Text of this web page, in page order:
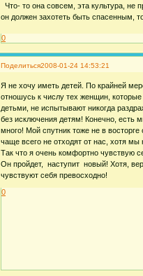
Что- то она совсем, эта культура, не
он должен захотеть быть спасенным,
0
Поделиться2008-01-24 14:53:21
Я не хочу иметь детей. По крайней
отношусь к числу тех женщин,
детьми, не испытывают никогда
без исключения детям! Конечно,
много! Мой спутник тоже не в
чаще всего не отходят от нас, хотя
Так что я очень комфортно чувствую
Он пройдет, наступит новый! Хотя,
чувствуют себя превосходно!
0